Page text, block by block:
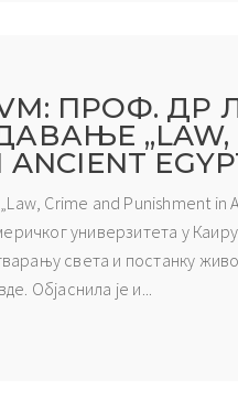
ПРОФ.
„LAW,
Crime and Punishment in
универзитета у
света и постанку
Објаснила је и...